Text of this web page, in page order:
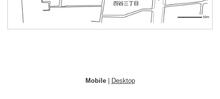
Mobile| Desktop